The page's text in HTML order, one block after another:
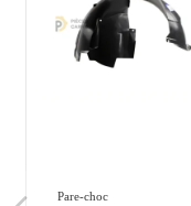
Pare-choc